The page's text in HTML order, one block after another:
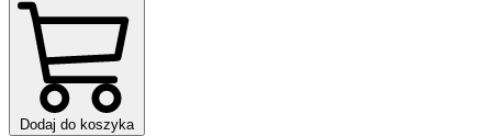
Dodaj do koszyka